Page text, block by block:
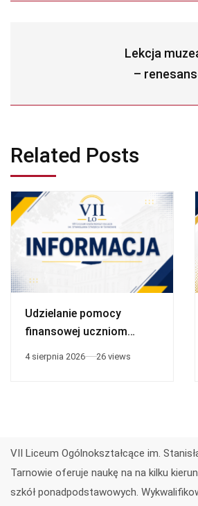
Lekcja
–
Related Posts
Udzielanie pomocy
finansowej uczniom
4 sierpnia 2026 26 views
VII Liceum Ogólnokształcące im.
Tarnowie oferuje naukę na na kilku
szkół ponadpodstawowych.